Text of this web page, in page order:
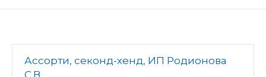
Ассорти, секонд-хенд, ИП Родионова